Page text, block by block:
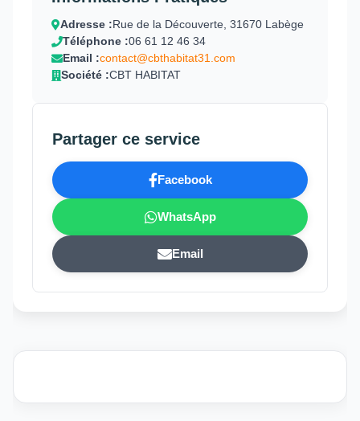
Adresse :Rue de la Découverte, 31670 Labège
Téléphone :06 61 12 46 34
Email :contact@cbthabitat31.com
Société :CBT HABITAT
Partager ce service
Facebook
WhatsApp
Email